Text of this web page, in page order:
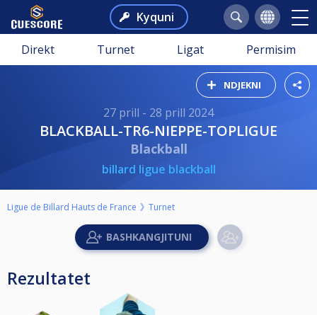
Kyquni
Direkt Turnet Ligat Permisim
NDJEKNI
27 prill - 28 prill 2024
BLACKBALL-TR6-NIEPPE-TOPLIGUE
Blackball
billard ligue blackball
Ligue de Billard Hauts de France Turnet
Rezultatet